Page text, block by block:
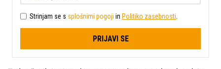
Strinjam se s splošnimi pogoji in Politiko zasebnosti
PRIJAVI SE